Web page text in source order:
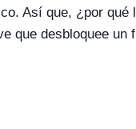
Así que, ¿por
que desbloquee un